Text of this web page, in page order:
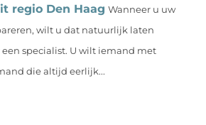
regio Den Haag Wanneer u uw
wilt u dat natuurlijk laten
specialist. U wilt iemand met
die altijd eerlijk...